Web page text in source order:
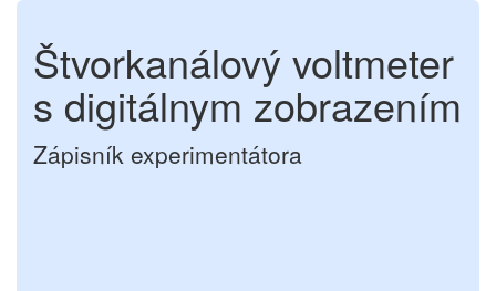
Štvorkanálový voltmeter
s digitálnym zobrazením
Zápisník experimentátora